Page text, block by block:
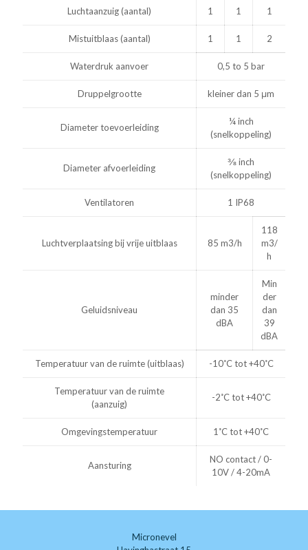
Luchtaanzuig (aantal) 1 1 1
Mistuitblaas (aantal) 1 1 2
Waterdruk aanvoer 0,5 to 5 bar
Druppelgrootte kleiner dan 5 μm
Diameter toevoerleiding
¼ inch
(snelkoppeling)
Diameter afvoerleiding
⅜ inch
(snelkoppeling)
Ventilatoren 1 IP68
Luchtverplaatsing bij vrije uitblaas 85 m3/h
118
m3/
h
Geluidsniveau
minder
dan 35
dBA
Min
der
dan
39
dBA
Temperatuur van de ruimte (uitblaas) -10˚C tot +40˚C
Temperatuur van de ruimte
(aanzuig)
-2˚C tot +40˚C
Omgevingstemperatuur 1˚C tot +40˚C
Aansturing
NO contact / 0-
10V / 4-20mA
Micronevel